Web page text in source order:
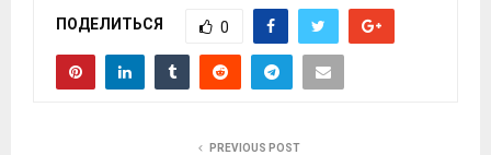
ПОДЕЛИТЬСЯ 0
PREVIOUS POST